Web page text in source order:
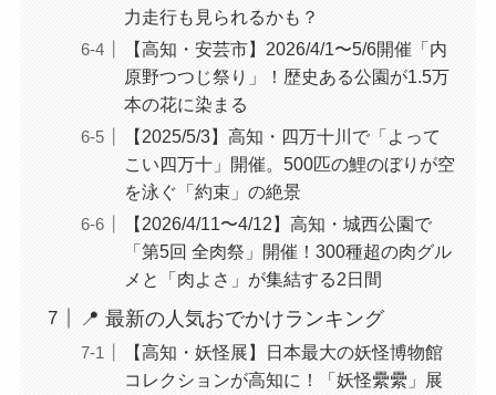
力走行も見られるかも？
【高知・安芸市】2026/4/1〜5/6開催「内
原野つつじ祭り」！歴史ある公園が1.5万
本の花に染まる
【2025/5/3】高知・四万十川で「よって
こい四万十」開催。500匹の鯉のぼりが空
を泳ぐ「約束」の絶景
【2026/4/11〜4/12】高知・城西公園で
「第5回 全肉祭」開催！300種超の肉グル
メと「肉よさ」が集結する2日間
📍 最新の人気おでかけランキング
【高知・妖怪展】日本最大の妖怪博物館
コレクションが高知に！「妖怪纍纍」展